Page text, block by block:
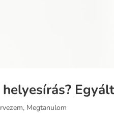
, Megtanulom